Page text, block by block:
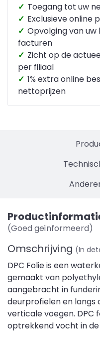
✓ Toegang tot uw
✓ Exclusieve online
✓ Opvolging van
facturen
✓ Zicht op de
per filiaal
✓ 1% extra online
nettoprijzen
(Goed geïnformeerd)
Omschrijving (In
DPC Folie is een
gemaakt van
aangebracht in
deurprofielen en
verticale voegen. DPC
optrekkend vocht in